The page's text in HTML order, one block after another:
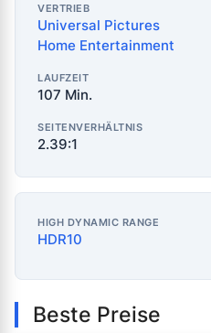
VERTRIEB
Universal Pictures
Home Entertainment
LAUFZEIT
107 Min.
SEITENVERHÄLTNIS
2.39:1
HIGH DYNAMIC RANGE
HDR10
Beste Preise